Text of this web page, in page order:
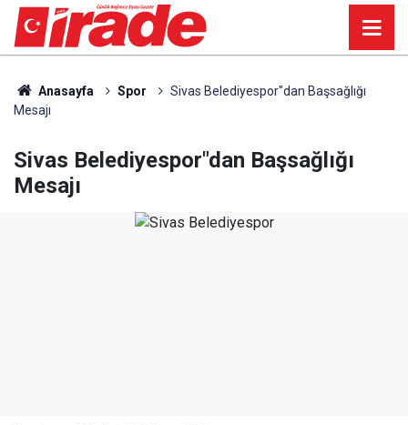
Anasayfa Spor
Sivas Belediyespor"dan Başsağlığı
Mesajı
Sivas Belediyespor"dan Başsağlığı
Mesajı